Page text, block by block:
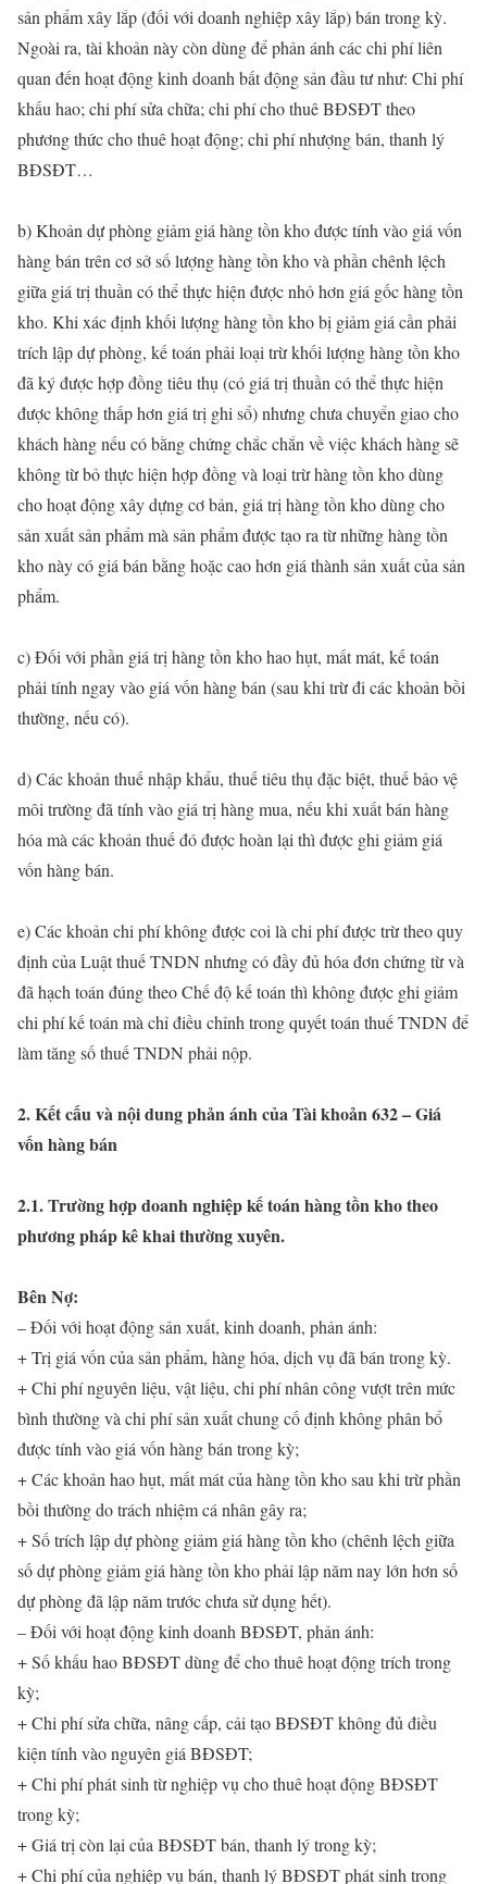
sản phẩm xây lắp (đối với doanh nghiệp xây lắp) bán trong kỳ.
Ngoài ra, tài khoản này còn dùng để phản ánh các chi phí liên
quan đến hoạt động kinh doanh bất động sản đầu tư như: Chi phí
khấu hao; chi phí sửa chữa; chi phí cho thuê BĐSĐT theo
phương thức cho thuê hoạt động; chi phí nhượng bán, thanh lý
BĐSĐT…
b) Khoản dự phòng giảm giá hàng tồn kho được tính vào giá vốn
hàng bán trên cơ sở số lượng hàng tồn kho và phần chênh lệch
giữa giá trị thuần có thể thực hiện được nhỏ hơn giá gốc hàng tồn
kho. Khi xác định khối lượng hàng tồn kho bị giảm giá cần phải
trích lập dự phòng, kế toán phải loại trừ khối lượng hàng tồn kho
đã ký được hợp đồng tiêu thụ (có giá trị thuần có thể thực hiện
được không thấp hơn giá trị ghi sổ) nhưng chưa chuyển giao cho
khách hàng nếu có bằng chứng chắc chắn về việc khách hàng sẽ
không từ bỏ thực hiện hợp đồng và loại trừ hàng tồn kho dùng
cho hoạt động xây dựng cơ bản, giá trị hàng tồn kho dùng cho
sản xuất sản phẩm mà sản phẩm được tạo ra từ những hàng tồn
kho này có giá bán bằng hoặc cao hơn giá thành sản xuất của sản
phẩm.
c) Đối với phần giá trị hàng tồn kho hao hụt, mất mát, kế toán
phải tính ngay vào giá vốn hàng bán (sau khi trừ đi các khoản bồi
thường, nếu có).
d) Các khoản thuế nhập khẩu, thuế tiêu thụ đặc biệt, thuế bảo vệ
môi trường đã tính vào giá trị hàng mua, nếu khi xuất bán hàng
hóa mà các khoản thuế đó được hoàn lại thì được ghi giảm giá
vốn hàng bán.
e) Các khoản chi phí không được coi là chi phí được trừ theo quy
định của Luật thuế TNDN nhưng có đầy đủ hóa đơn chứng từ và
đã hạch toán đúng theo Chế độ kế toán thì không được ghi giảm
chi phí kế toán mà chỉ điều chỉnh trong quyết toán thuế TNDN để
làm tăng số thuế TNDN phải nộp.
2. Kết cấu và nội dung phản ánh của Tài khoản 632 – Giá
vốn hàng bán
2.1. Trường hợp doanh nghiệp kế toán hàng tồn kho theo
phương pháp kê khai thường xuyên.
Bên Nợ:
– Đối với hoạt động sản xuất, kinh doanh, phản ánh:
+ Trị giá vốn của sản phẩm, hàng hóa, dịch vụ đã bán trong kỳ.
+ Chi phí nguyên liệu, vật liệu, chi phí nhân công vượt trên mức
bình thường và chi phí sản xuất chung cố định không phân bổ
được tính vào giá vốn hàng bán trong kỳ;
+ Các khoản hao hụt, mất mát của hàng tồn kho sau khi trừ phần
bồi thường do trách nhiệm cá nhân gây ra;
+ Số trích lập dự phòng giảm giá hàng tồn kho (chênh lệch giữa
số dự phòng giảm giá hàng tồn kho phải lập năm nay lớn hơn số
dự phòng đã lập năm trước chưa sử dụng hết).
– Đối với hoạt động kinh doanh BĐSĐT, phản ánh:
+ Số khấu hao BĐSĐT dùng để cho thuê hoạt động trích trong
kỳ;
+ Chi phí sửa chữa, nâng cấp, cải tạo BĐSĐT không đủ điều
kiện tính vào nguyên giá BĐSĐT;
+ Chi phí phát sinh từ nghiệp vụ cho thuê hoạt động BĐSĐT
trong kỳ;
+ Giá trị còn lại của BĐSĐT bán, thanh lý trong kỳ;
+ Chi phí của nghiệp vụ bán, thanh lý BĐSĐT phát sinh trong